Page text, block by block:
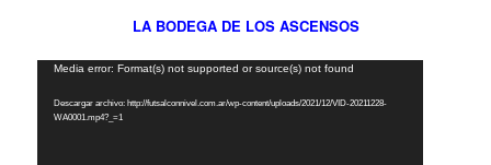
LA BODEGA DE LOS ASCENSOS
Reproductor
vídeo
Media error: Format(s) not supported or source(s) not found
Descargar archivo: http://futsalconnivel.com.ar/wp-content/uploads/2021/12/VID-20211228-
WA0001.mp4?_=1